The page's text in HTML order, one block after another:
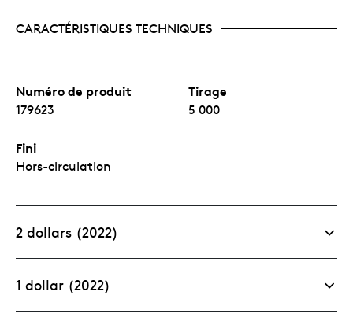
CARACTÉRISTIQUES TECHNIQUES
Numéro de produit
179623
Tirage
5 000
Fini
Hors-circulation
2 dollars (2022)
1 dollar (2022)